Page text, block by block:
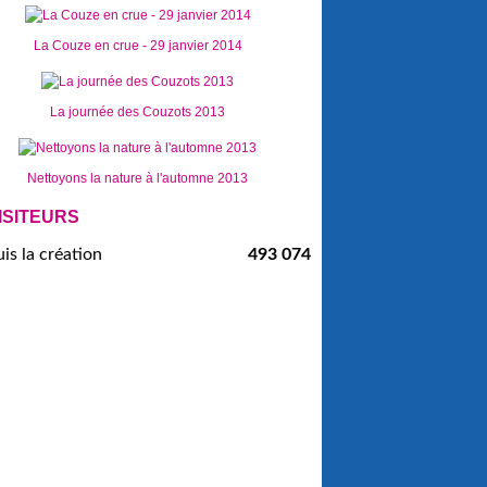
La Couze en crue - 29 janvier 2014
La journée des Couzots 2013
Nettoyons la nature à l'automne 2013
la création 493 074